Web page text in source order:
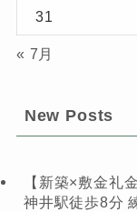
31
« 7月
New Posts
【新築×敷金礼
神井駅徒歩8分